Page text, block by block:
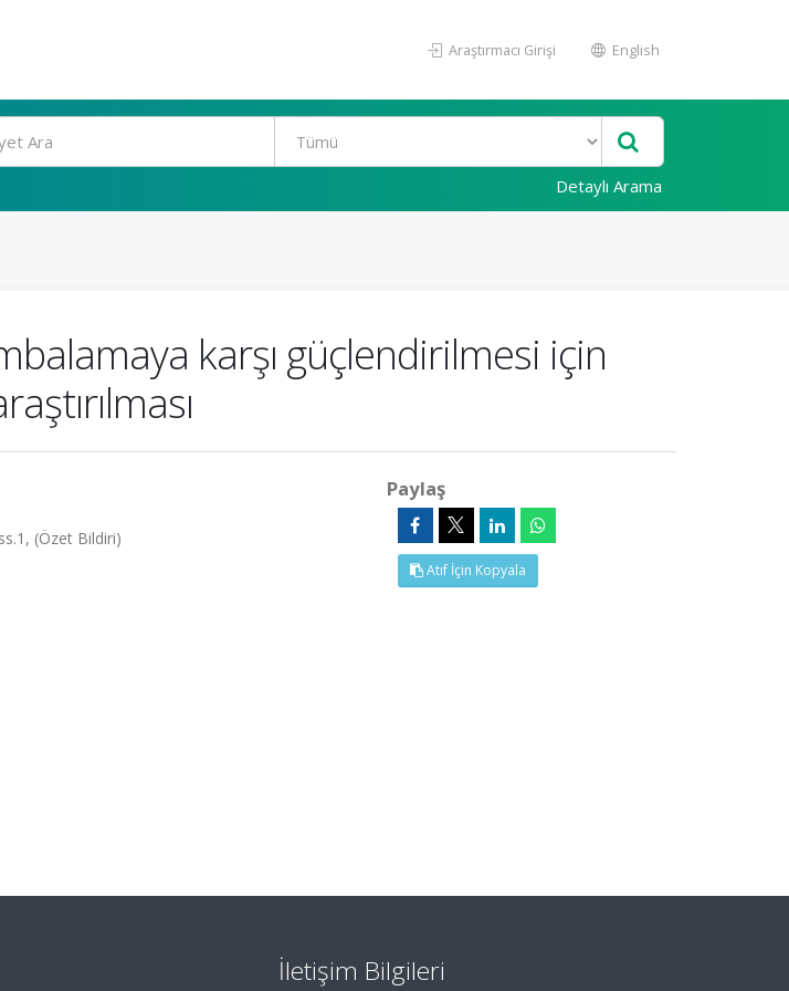
Araştırmacı Girişi English
Detaylı Arama
karşı güçlendirilmesi için
(Özet Bildiri)
Paylaş
Atıf İçin Kopyala
İletişim Bilgileri